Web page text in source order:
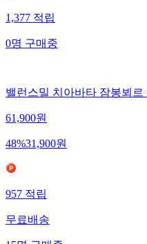
1,377적립
0명구매중
밸런스밀 치아바타 잠봉뵈르
61,900원
48%31,900원
957적립
무료배송